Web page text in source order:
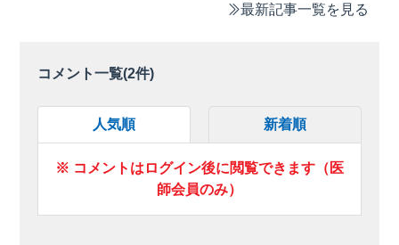
最新記事一覧を見る
コメント一覧(2件)
人気順 新着順
※ コメントはログイン後に閲覧できます（医
師会員のみ）